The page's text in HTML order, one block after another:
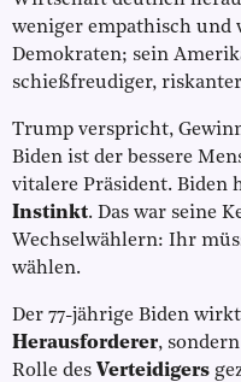
weniger empathisch und
Demokraten; sein
schießfreudiger,
Trump verspricht,
Biden ist der bessere
vitalere Präsident. Biden
Instinkt. Das war seine
Wechselwählern: Ihr
wählen.
Der 77-jährige Biden
Herausforderer,
Rolle des Verteidigers